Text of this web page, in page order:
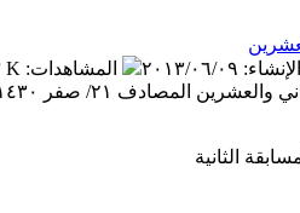
: ٢٠١٣/٠٦/٠٩ المشاهدات: ٨.٣ K
٢١/ صفر ١٤٣٠هـ - ١٧/٢/٢٠٠٩م
الثانية